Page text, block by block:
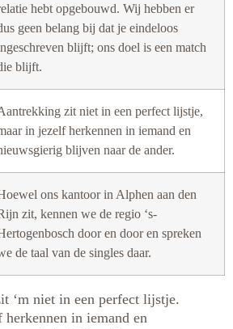
hebt opgebouwd. Wij hebben er
geen belang bij dat je eindeloos
blijft; ons doel is een match
blijft.
zit niet in een perfect lijstje,
in jezelf herkennen in iemand en
blijven naar de ander.
ons kantoor in Alphen aan den
zit, kennen we de regio ‘s-
door en door en spreken
de taal van de singles daar.
‘m niet in een perfect lijstje.
in iemand en